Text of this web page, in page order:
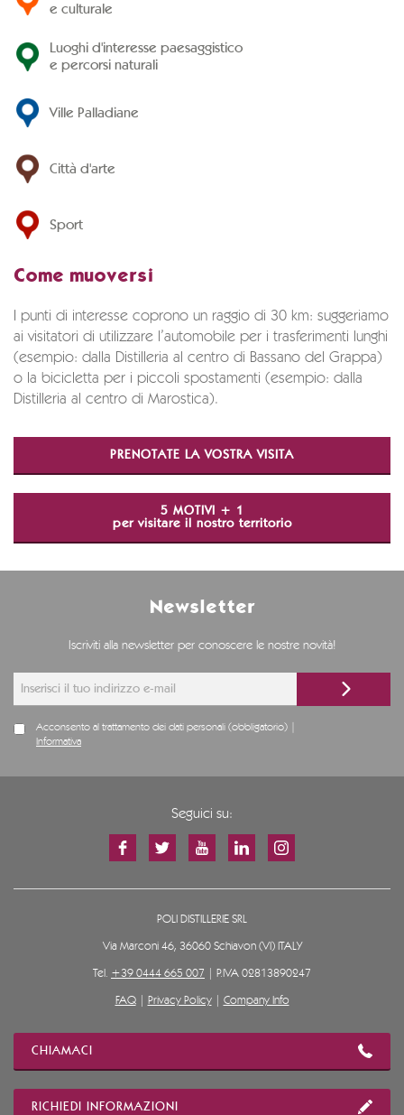
e culturale
Luoghi d'interesse paesaggistico
e percorsi naturali
Ville Palladiane
Città d'arte
Sport
Come muoversi
I punti di interesse coprono un raggio di 30 km: suggeriamo
ai visitatori di utilizzare l’automobile per i trasferimenti lunghi
(esempio: dalla Distilleria al centro di Bassano del Grappa)
o la bicicletta per i piccoli spostamenti (esempio: dalla
Distilleria al centro di Marostica).
PRENOTATE LA VOSTRA VISITA
5 MOTIVI + 1
per visitare il nostro territorio
Newsletter
Iscriviti alla newsletter per conoscere le nostre novità!
Acconsento al trattamento dei dati personali (obbligatorio) |
Informativa
Seguici su:
POLI DISTILLERIE SRL
Via Marconi 46, 36060 Schiavon (VI) ITALY
Tel. +39 0444 665 007 | P.IVA 02813890247
FAQ| Privacy Policy| Company Info
CHIAMACI
RICHIEDI INFORMAZIONI